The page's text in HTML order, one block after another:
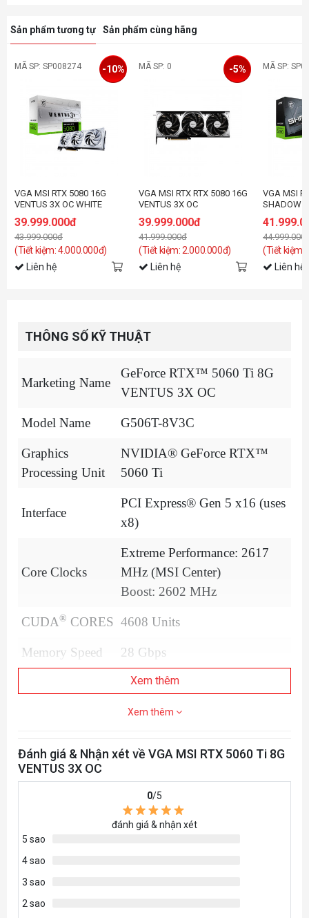
Sản phẩm tương tự Sản phẩm cùng hãng
MÃ SP: SP008274
VGA MSI RTX 5080 16G
VENTUS 3X OC WHITE
39.999.000đ
43.999.000đ
(Tiết kiệm: 4.000.000đ)
-10%
Liên hệ
MÃ SP: 0
VGA MSI RTX RTX 5080 16G
VENTUS 3X OC
39.999.000đ
41.999.000đ
(Tiết kiệm: 2.000.000đ)
-5%
Liên hệ
MÃ SP:
VGA MSI
SHADOW
(Tiết kiệm:
Liên hệ
THÔNG SỐ KỸ THUẬT
Marketing Name
GeForce RTX™ 5060 Ti 8G
VENTUS 3X OC
Model Name G506T-8V3C
Graphics
Processing Unit
NVIDIA® GeForce RTX™
5060 Ti
Interface
PCI Express® Gen 5 x16 (uses
x8)
Core Clocks
Extreme Performance: 2617
MHz (MSI Center)
Boost: 2602 MHz
CUDA® CORES 4608 Units
Memory Speed 28 Gbps
8GB GDDR7
Xem thêm
Xem thêm
Đánh giá & Nhận xét về VGA MSI RTX 5060 Ti 8G
VENTUS 3X OC
0/5
đánh giá & nhận xét
5 sao
4 sao
3 sao
2 sao